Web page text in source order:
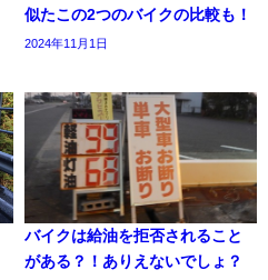
似たこの2つのバイクの比較も！
2024年11月1日
バイクは給油を拒否されること
がある？！ありえないでしょ？